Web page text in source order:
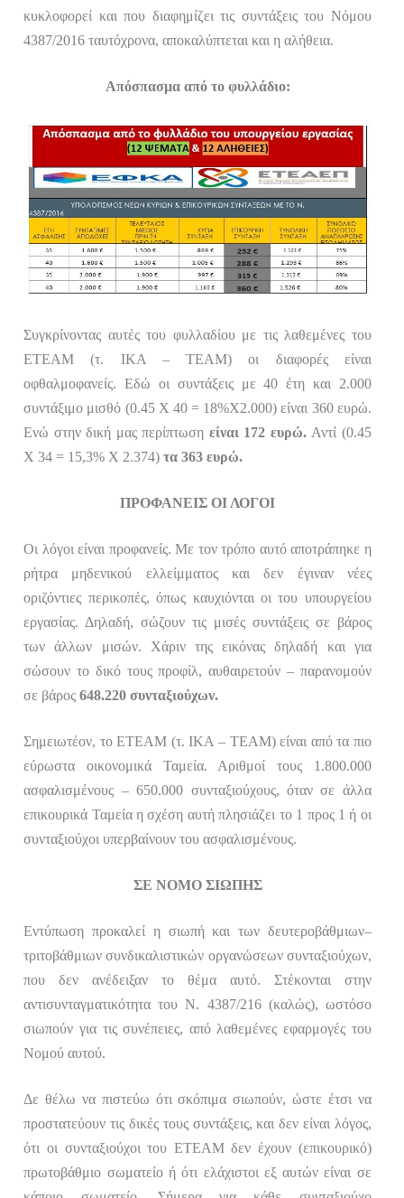
κυκλοφορεί και που διαφημίζει τις συντάξεις του Νόμου
4387/2016 ταυτόχρονα, αποκαλύπτεται και η αλήθεια.
Απόσπασμα από το φυλλάδιο:
Συγκρίνοντας αυτές του φυλλαδίου με τις λαθεμένες του
ΕΤΕΑΜ(τ. ΙΚΑ – ΤΕΑΜ)οι διαφορές είναι
οφθαλμοφανείς. Εδώ οι συντάξεις με 40 έτη και 2.000
συντάξιμο μισθό (0.45 Χ 40 = 18%Χ2.000) είναι 360 ευρώ.
Ενώ στην δική μας περίπτωση είναι 172 ευρώ. Αντί (0.45
Χ 34 = 15,3% Χ 2.374)τα363 ευρώ.
ΠΡΟΦΑΝΕΙΣ ΟΙ ΛΟΓΟΙ
Οι λόγοι είναι προφανείς. Με τον τρόπο αυτό αποτράπηκε η
ρήτρα μηδενικού ελλείμματος και δεν έγιναν νέες
οριζόντιες περικοπές, όπως καυχιόνται οι του υπουργείου
εργασίας. Δηλαδή, σώζουν τις μισές συντάξεις σε βάρος
των άλλων μισών. Χάριν της εικόνας δηλαδή και για
σώσουν το δικό τους προφίλ, αυθαιρετούν – παρανομούν
σε βάρος648.220 συνταξιούχων.
Σημειωτέον, το ΕΤΕΑΜ (τ. ΙΚΑ – ΤΕΑΜ)είναι από τα πιο
εύρωστα οικονομικά Ταμεία. Αριθμοί τους 1.800.000
ασφαλισμένους – 650.000 συνταξιούχους, όταν σε άλλα
επικουρικά Ταμείαη σχέση αυτή πλησιάζει το 1 προς 1 ή οι
συνταξιούχοι υπερβαίνουν του ασφαλισμένους.
ΣΕ ΝΟΜΟ ΣΙΩΠΗΣ
Εντύπωση προκαλεί η σιωπή και των δευτεροβάθμιων–
τριτοβάθμιων συνδικαλιστικών οργανώσεων συνταξιούχων,
που δεν ανέδειξαν το θέμα αυτό. Στέκονται στην
αντισυνταγματικότητα του Ν. 4387/216 (καλώς), ωστόσο
σιωπούν για τις συνέπειες, από λαθεμένες εφαρμογές του
Νομού αυτού.
Δε θέλω να πιστεύω ότι σκόπιμα σιωπούν, ώστε έτσι να
προστατεύουν τις δικές τους συντάξεις, και δεν είναι λόγος,
ότι οι συνταξιούχοι του ΕΤΕΑΜ δεν έχουν (επικουρικό)
πρωτοβάθμιο σωματείο ή ότι ελάχιστοι εξ αυτών είναι σε